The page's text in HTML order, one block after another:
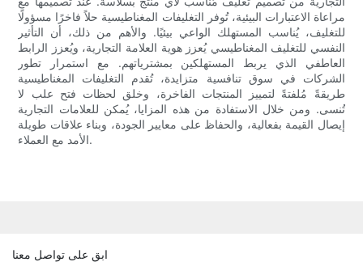
مراعاة الاعتبارات البيئية، تُوفر التغليفات المغناطيسية حلاً فاخرًا مسؤولًا
للتغليف، يُناسب المستهلك الواعي بيئيًا. والأهم من ذلك، أن التأثير
النفسي للتغليف المغناطيسي يُعزز هوية العلامة التجارية، ويُعزز الرابط
العاطفي الذي يربط المستهلكين بمشترياتهم. مع استمرار تطور
الشركات في سوق تنافسية متزايدة، تُقدم التغليفات المغناطيسية
طريقةً مُلفتةً لتمييز المنتجات الفاخرة، وخلق لحظات فتح علب لا
تُنسى. ومن خلال الاستفادة من هذه المزايا، يُمكن للعلامات التجارية
إيصال القيمة بفعالية، والحفاظ على معايير الجودة، وبناء علاقات طويلة
الأمد مع العملاء.
ابق على تواصل معنا